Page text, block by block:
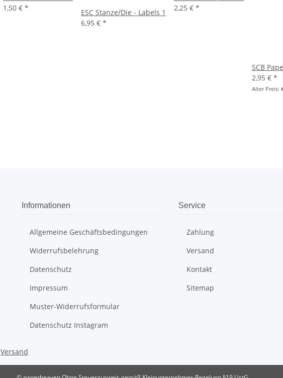
1,50 € *
ESC Stanze/Die - Labels 1
6,95 € *
2,25 € *
SCB
2,95 € *
Alter Preis:
Informationen
Allgemeine Geschäftsbedingungen
Widerrufsbelehrung
Datenschutz
Impressum
Muster-Widerrufsformular
Datenschutz Instagram
Service
Zahlung
Versand
Kontakt
Sitemap
Versand